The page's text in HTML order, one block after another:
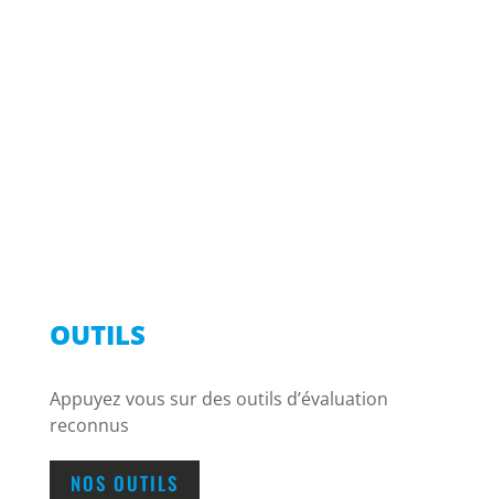
OUTILS
Appuyez vous sur des outils d’évaluation
reconnus
NOS OUTILS